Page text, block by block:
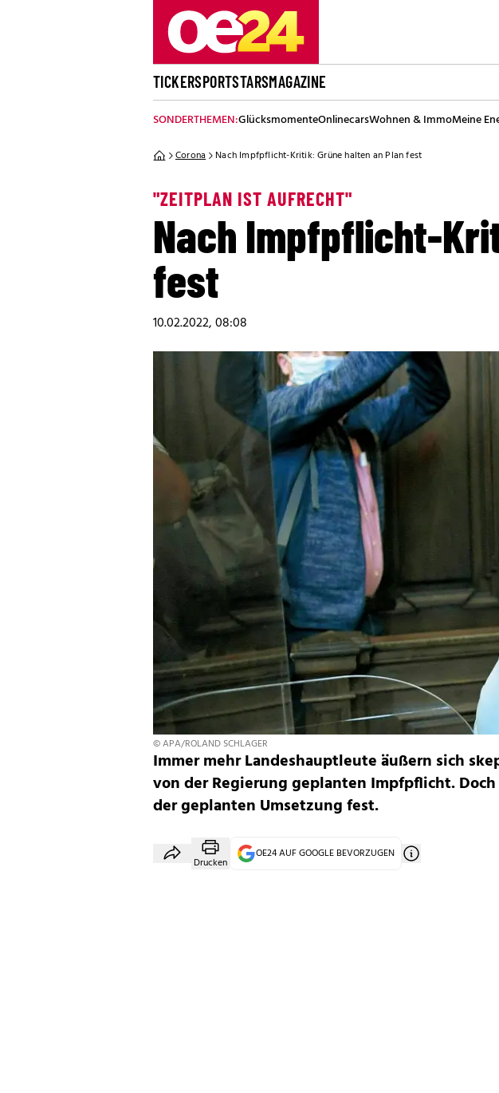
TICKERSPORTSTARSMAGAZINE
SONDERTHEMEN:GlücksmomenteOnlinecarsWohnen & ImmoMeine
Corona Nach Impfpflicht-Kritik: Grüne halten an Plan fest
"ZEITPLAN IST AUFRECHT"
Nach Impfpflicht-
fest
10.02.2022, 08:08
© APA/ROLAND SCHLAGER
Immer mehr Landeshauptleute äußern sich
von der Regierung geplanten Impfpflicht.
der geplanten Umsetzung fest.
Drucken
OE24 AUF GOOGLE BEVORZUGEN